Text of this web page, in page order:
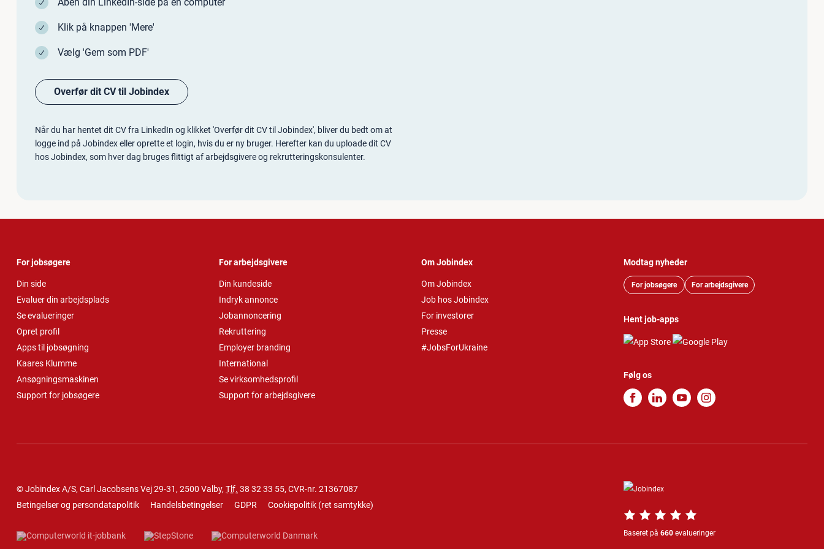
Klik på knappen 'Mere'
Vælg 'Gem som PDF'
Overfør dit CV til Jobindex
Når du har hentet dit CV fra LinkedIn og klikket 'Overfør dit CV til Jobindex', bliver du bedt om at
logge ind på Jobindex eller oprette et login, hvis du er ny bruger. Herefter kan du uploade dit CV
hos Jobindex, som hver dag bruges flittigt af arbejdsgivere og rekrutteringskonsulenter.
For jobsøgere
Din side
Evaluer din arbejdsplads
Se evalueringer
Opret profil
Apps til jobsøgning
Kaares Klumme
Ansøgningsmaskinen
Support for jobsøgere
For arbejdsgivere
Din kundeside
Indryk annonce
Jobannoncering
Rekruttering
Employer branding
International
Se virksomhedsprofil
Support for arbejdsgivere
Om Jobindex
Om Jobindex
Job hos Jobindex
For investorer
Presse
#JobsForUkraine
Modtag nyheder
For jobsøgere For arbejdsgivere
Hent job-apps
Følg os
© Jobindex A/S, Carl Jacobsens Vej 29-31, 2500 Valby, Tlf. 38 32 33 55, CVR-nr. 21367087
Betingelser og persondatapolitik
Handelsbetingelser GDPR Cookiepolitik (ret samtykke)
Baseret på 660 evalueringer